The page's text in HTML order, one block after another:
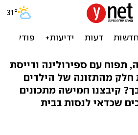
להתחיל
תפוח עם ספירולינה ודייסת
חלק מהתזונה של הילדים
קיבצנו חמישה מתכונים
שכדאי לנסות בבית